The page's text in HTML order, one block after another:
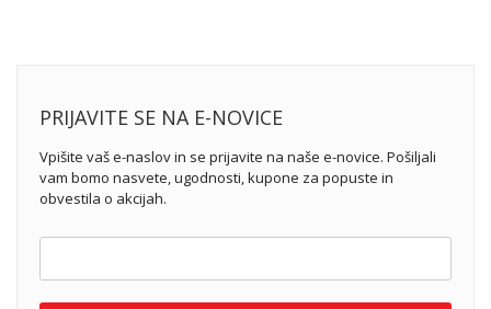
PRIJAVITE SE NA E-NOVICE
Vpišite vaš e-naslov in se prijavite na naše e-novice. Pošiljali
vam bomo nasvete, ugodnosti, kupone za popuste in
obvestila o akcijah.